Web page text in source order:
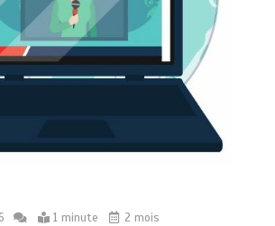
1 minute 2 mois